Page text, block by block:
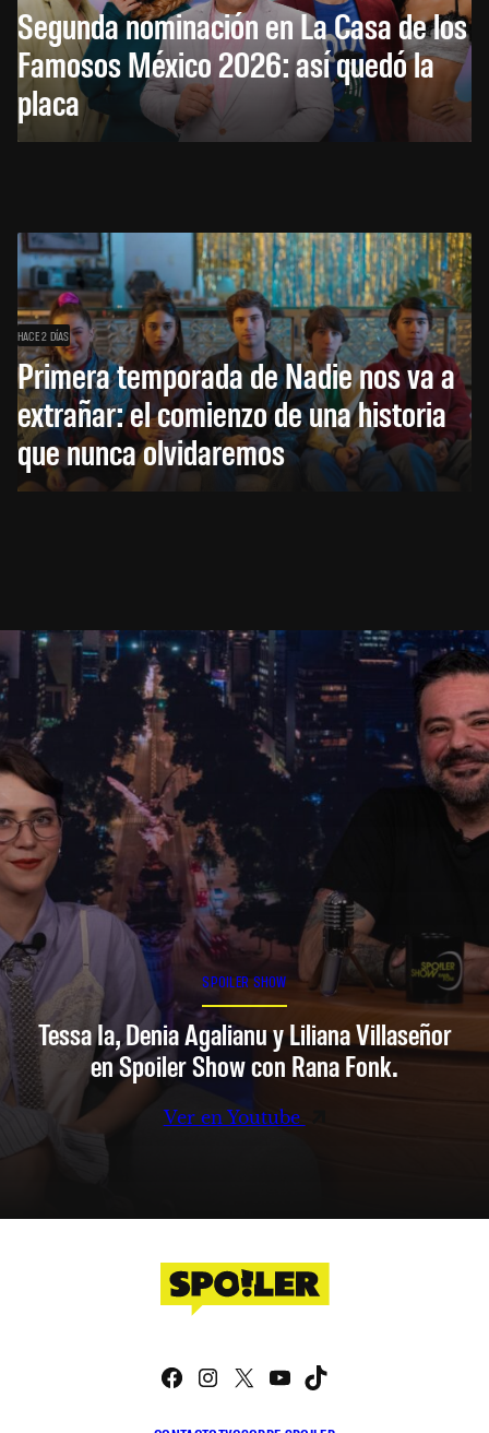
Segunda nominación en La Casa de los
Famosos México 2026: así quedó la
placa
HACE 2 DÍAS
Primera temporada de Nadie nos va a
extrañar: el comienzo de una historia
que nunca olvidaremos
SPOILER SHOW
Tessa Ia, Denia Agalianu y Liliana Villaseñor
en Spoiler Show con Rana Fonk.
Ver en Youtube
Facebook
Instagram
X YouTube